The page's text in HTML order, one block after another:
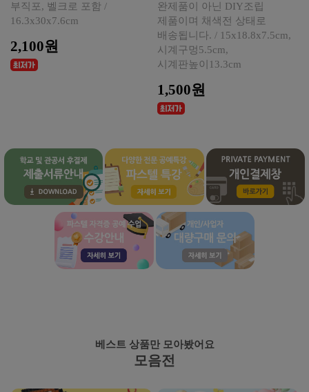
부직포, 벨크로 포함 /
16.3x30x7.6cm
2,100원
완제품이 아닌 DIY조립
제품이며 채색전 상태로
배송됩니다. / 15x18.8x7.5cm,
시계구멍5.5cm,
시계판높이13.3cm
1,500원
베스트 상품만 모아봤어요
모음전